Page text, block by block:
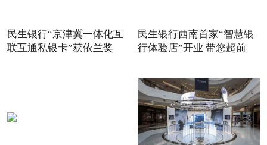
民生银行“京津冀一体化互
联互通私银卡”获依兰奖
民生银行西南首家“智慧银
行体验店”开业 带您超前